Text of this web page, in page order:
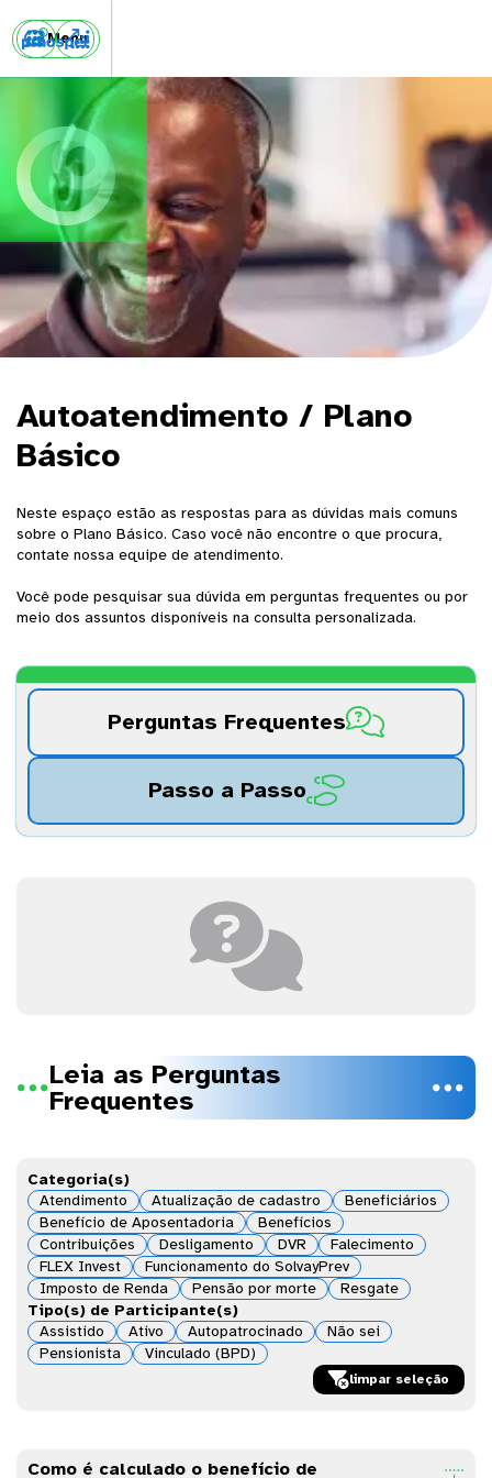
Menu
 
Autoatendimento / Plano
Básico
Neste espaço estão as respostas para as dúvidas mais comuns
sobre o Plano Básico. Caso você não encontre o que procura,
contate nossa equipe de atendimento.
Você pode pesquisar sua dúvida em perguntas frequentes ou por
meio dos assuntos disponíveis na consulta personalizada.
Perguntas Frequentes
Passo a Passo

Leia as Perguntas
Frequentes

Categoria(s)
Atendimento
Atualização de cadastro
Beneficiários
Benefício de Aposentadoria
Benefícios
Contribuições
Desligamento DVR
Falecimento
FLEX Invest
Funcionamento do SolvayPrev
Imposto de Renda
Pensão por morte
Resgate
Tipo(s) de Participante(s)
Assistido
Ativo Autopatrocinado
Não sei
Pensionista
Vinculado (BPD)
limpar seleção
Como é calculado o benefício de